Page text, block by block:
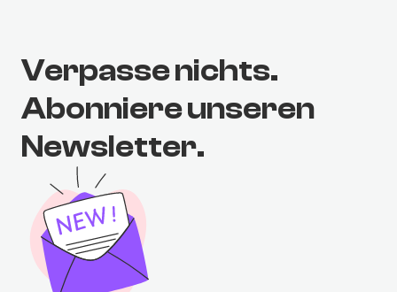
Verpasse nichts.
Abonniere unseren
Newsletter.